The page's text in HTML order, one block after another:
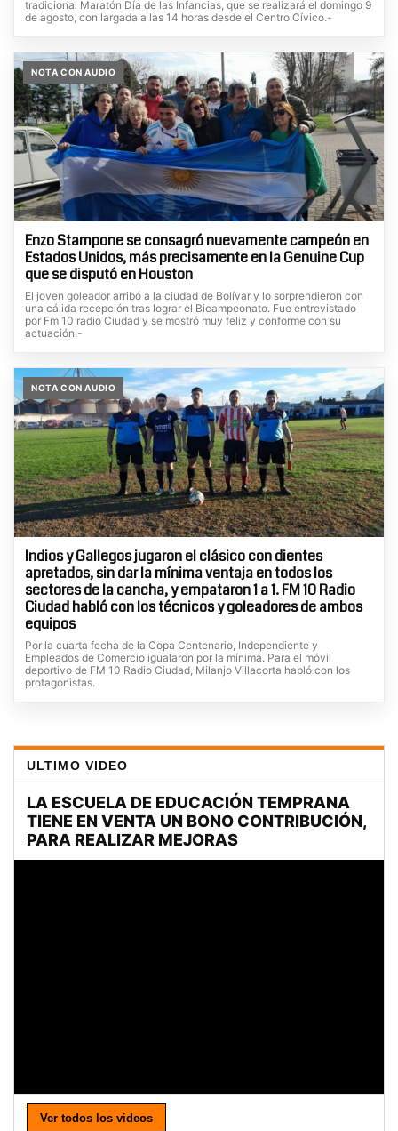
tradicional Maratón Día de las Infancias, que se realizará el domingo 9
de agosto, con largada a las 14 horas desde el Centro Cívico.-
NOTA CON AUDIO
Enzo Stampone se consagró nuevamente campeón en
Estados Unidos, más precisamente en la Genuine Cup
que se disputó en Houston
El joven goleador arribó a la ciudad de Bolívar y lo sorprendieron con
una cálida recepción tras lograr el Bicampeonato. Fue entrevistado
por Fm 10 radio Ciudad y se mostró muy feliz y conforme con su
actuación.-
NOTA CON AUDIO
Indios y Gallegos jugaron el clásico con dientes
apretados, sin dar la mínima ventaja en todos los
sectores de la cancha, y empataron 1 a 1. FM 10 Radio
Ciudad habló con los técnicos y goleadores de ambos
equipos
Por la cuarta fecha de la Copa Centenario, Independiente y
Empleados de Comercio igualaron por la mínima. Para el móvil
deportivo de FM 10 Radio Ciudad, Milanjo Villacorta habló con los
protagonistas.
ULTIMO VIDEO
Ver todos los videos